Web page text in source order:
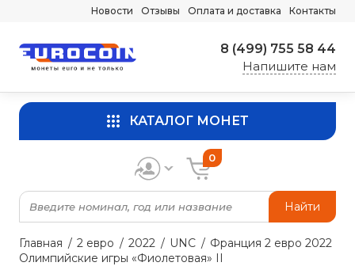
Новости Отзывы Оплата и доставка Контакты
8 (499) 755 58 44
Напишите нам
КАТАЛОГ МОНЕТ
Найти
0
Главная 2 евро 2022 UNC
Франция 2 евро 2022
Олимпийские игры «Фиолетовая» II